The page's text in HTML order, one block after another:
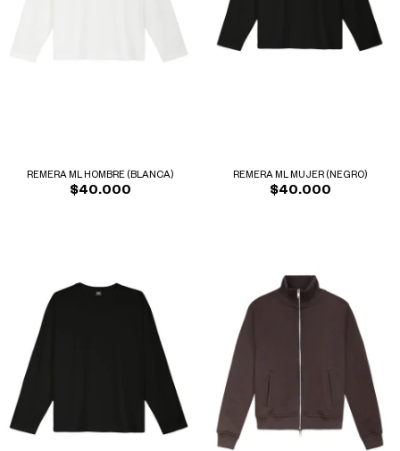
REMERA ML HOMBRE (BLANCA)
$40.000
REMERA ML MUJER (NEGRO)
$40.000